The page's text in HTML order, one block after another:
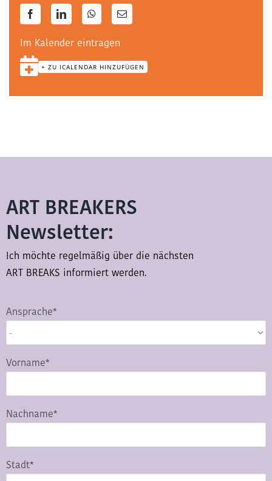
FacebookLinkedInWhatsApp
E-
Mail
Im Kalender eintragen
+ ZU ICALENDAR HINZUFÜGEN
ART BREAKERS
Newsletter:
Ich möchte regelmäßig über die nächsten
ART BREAKS informiert werden.
Ansprache*
Vorname*
Nachname*
Stadt*